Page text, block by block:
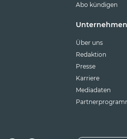
Abo kündigen
Unternehmen
Über uns
Redaktion
Presse
Karriere
Mediadaten